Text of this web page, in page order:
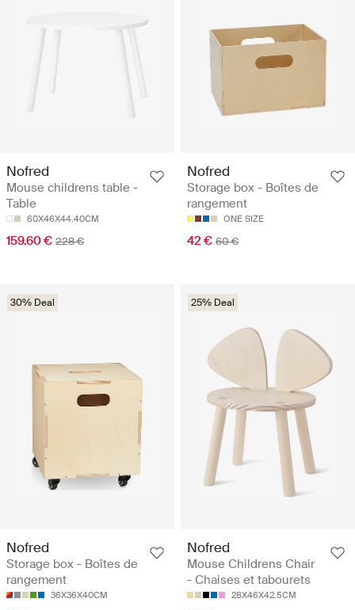
Nofred
Mouse childrens table -
Table
60X46X44.40CM
159.60 € 228 €
Nofred
Storage box - Boîtes de
rangement
ONE SIZE
42 € 60 €
30% Deal
Nofred
Storage box - Boîtes de
rangement
36X36X40CM
25% Deal
Nofred
Mouse Childrens Chair
- Chaises et tabourets
28X46X42.5CM